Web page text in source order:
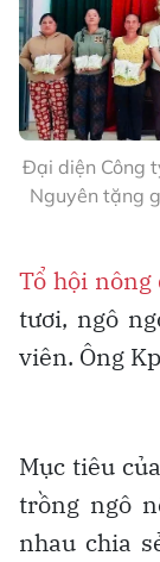
Đại diện Công
Nguyên tặng
Tổ hội
tươi, ngô
viên. Ông
Mục tiêu
trồng ngô
nhau chia